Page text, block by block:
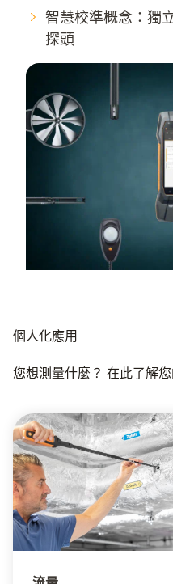
智慧校準概念：獨
探頭
個人化應用
您想測量什麼？ 在此了解